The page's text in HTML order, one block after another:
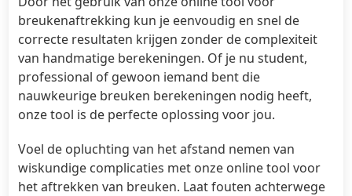
breukenaftrekking kun je eenvoudig en snel de
correcte resultaten krijgen zonder de complexiteit
van handmatige berekeningen. Of je nu student,
professional of gewoon iemand bent die
nauwkeurige breuken berekeningen nodig heeft,
onze tool is de perfecte oplossing voor jou.
Voel de opluchting van het afstand nemen van
wiskundige complicaties met onze online tool voor
het aftrekken van breuken. Laat fouten achterwege